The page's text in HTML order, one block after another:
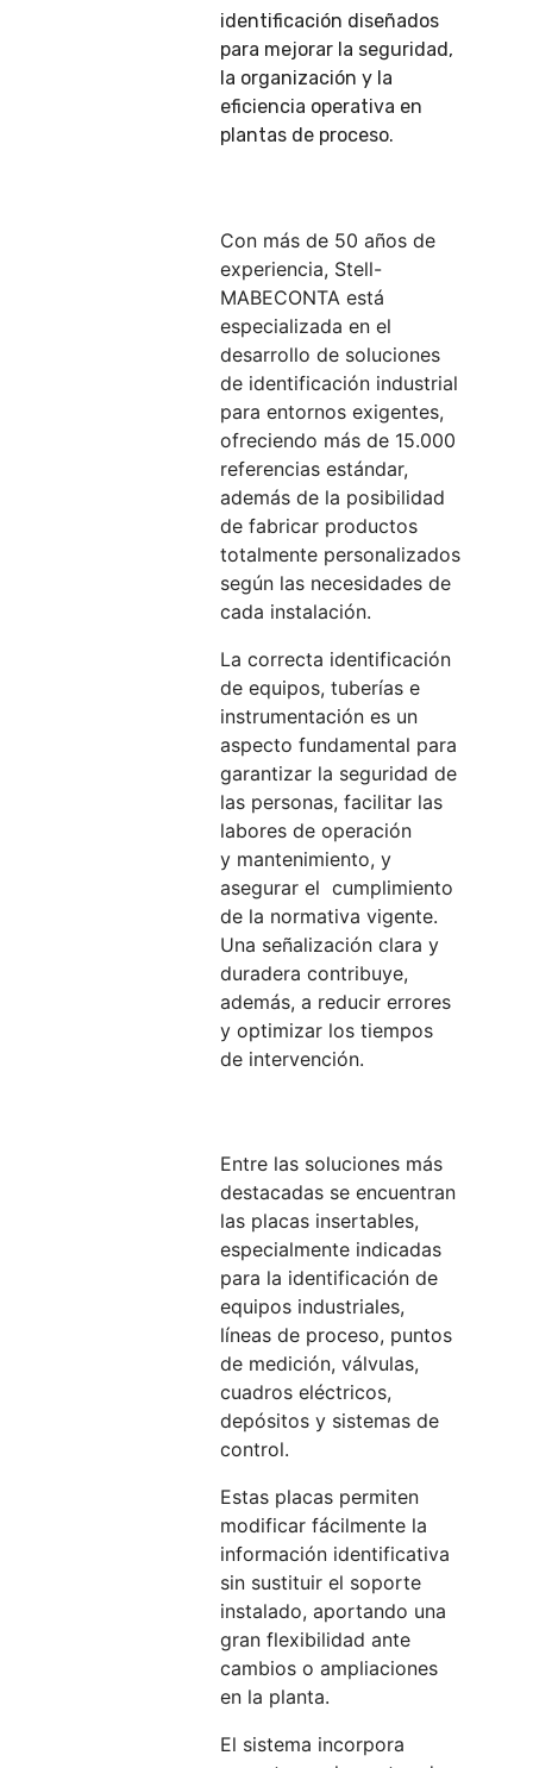
identificación diseñados
para mejorar la seguridad,
la organización y la
eficiencia operativa en
plantas de proceso.
Con más de 50 años de
experiencia, Stell-
MABECONTA está
especializada en el
desarrollo de soluciones
de identificación industrial
para entornos exigentes,
ofreciendo más de 15.000
referencias estándar,
además de la posibilidad
de fabricar productos
totalmente personalizados
según las necesidades de
cada instalación.
La correcta identificación
de equipos, tuberías e
instrumentación es un
aspecto fundamental para
garantizar la seguridad de
las personas, facilitar las
labores de operación
y mantenimiento, y
asegurar el cumplimiento
de la normativa vigente.
Una señalización clara y
duradera contribuye,
además, a reducir errores
y optimizar los tiempos
de intervención.
Entre las soluciones más
destacadas se encuentran
las placas insertables,
especialmente indicadas
para la identificación de
equipos industriales,
líneas de proceso, puntos
de medición, válvulas,
cuadros eléctricos,
depósitos y sistemas de
control.
Estas placas permiten
modificar fácilmente la
información identificativa
sin sustituir el soporte
instalado, aportando una
gran flexibilidad ante
cambios o ampliaciones
en la planta.
El sistema incorpora